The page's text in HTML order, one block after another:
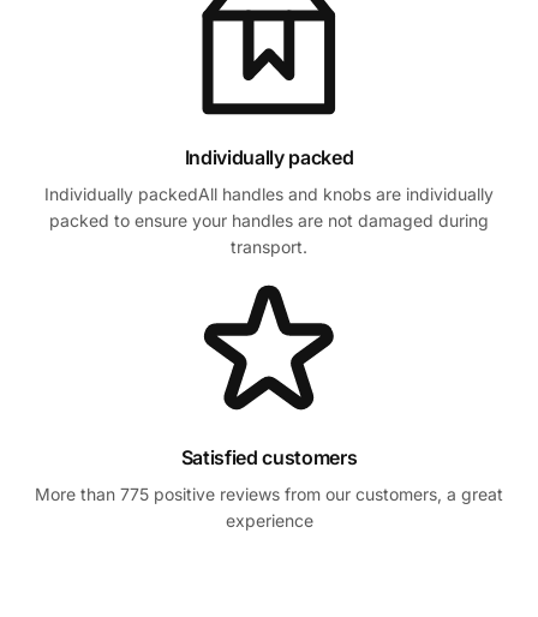
Individually packed
Individually packedAll handles and knobs are individually
packed to ensure your handles are not damaged during
transport.
Satisfied customers
More than 775 positive reviews from our customers, a great
experience